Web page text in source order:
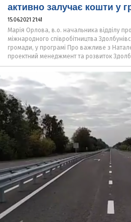
активно залучає кошти у
15.06.2021 21:41
Марія Орлова, в.о. начальника відділу
міжнародного співробітництва
громади, у програмі Про важливе з
проектний менеджмент та розвиток